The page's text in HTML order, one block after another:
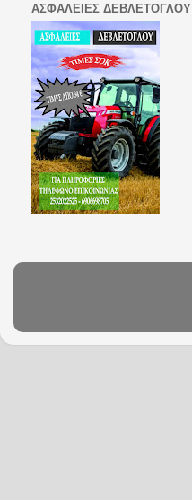
ΑΣΦΑΛΕΙΕΣ ΔΕΒΛΕΤΟΓΛΟΥ